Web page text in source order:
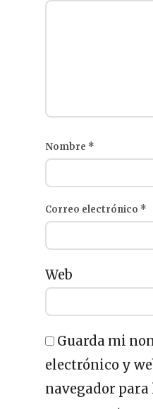
Nombre *
Correo electrónico *
Web
Guarda mi
electrónico y
navegador